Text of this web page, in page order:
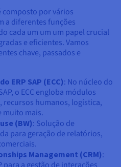
composto por vários
a diferentes funções
cada um um um papel crucial
e eficientes. Vamos
chave, passados e
ERP SAP (ECC): No núcleo do
o ECC engloba módulos
humanos, logística,
muito mais.
(BW): Solução de
para geração de relatórios,
Management (CRM):